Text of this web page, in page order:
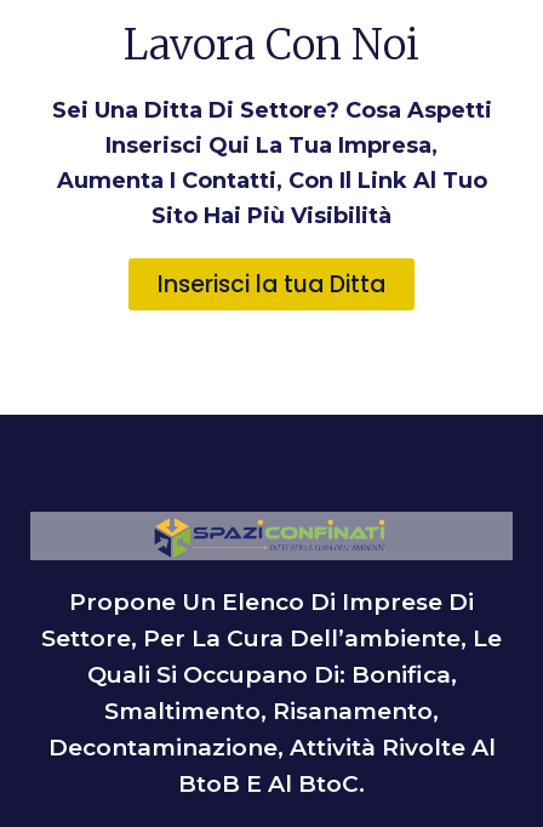
Lavora Con Noi
Sei Una Ditta Di Settore? Cosa Aspetti
Inserisci Qui La Tua Impresa,
Aumenta I Contatti, Con Il Link Al Tuo
Sito Hai Più Visibilità
Inserisci la tua Ditta
Propone Un Elenco Di Imprese Di
Settore, Per La Cura Dell’ambiente, Le
Quali Si Occupano Di: Bonifica,
Smaltimento, Risanamento,
Decontaminazione, Attività Rivolte Al
BtoB E Al BtoC.